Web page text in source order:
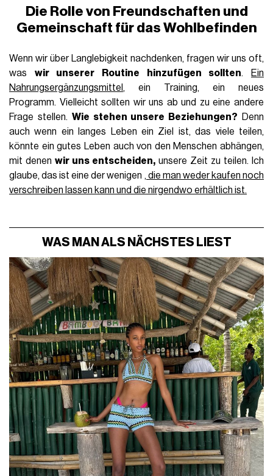
Die Rolle von Freundschaften und
Gemeinschaft für das Wohlbefinden
Wenn wir über Langlebigkeit nachdenken, fragen wir uns oft,
was wir unserer Routine hinzufügen sollten.
Ein
Nahrungsergänzungsmittel , ein Training, ein neues
Programm. Vielleicht sollten wir uns ab und zu eine andere
Frage stellen. Wie stehen unsere Beziehungen? Denn
auch wenn ein langes Leben ein Ziel ist, das viele teilen,
könnte ein gutes Leben auch von den Menschen abhängen,
mit denenwir uns entscheiden, unsere Zeit zu teilen. Ich
glaube, das ist eine der wenigen , die man weder kaufen noch
verschreiben lassen kann und die nirgendwo erhältlich ist.
WAS MAN ALS NÄCHSTES LIEST